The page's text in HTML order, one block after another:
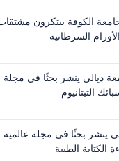
الكوفة يبتكرون مشتقات
السرطانية
ديالى ينشر بحثًا في
التيتانيوم
ينشر بحثًا في مجلة عالمية
الكتابة الطبية